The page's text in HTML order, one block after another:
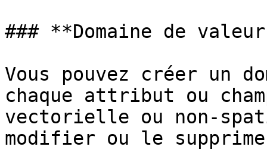
### **Domaine de
Vous pouvez créer un
chaque attribut ou
vectorielle ou non-
modifier ou le